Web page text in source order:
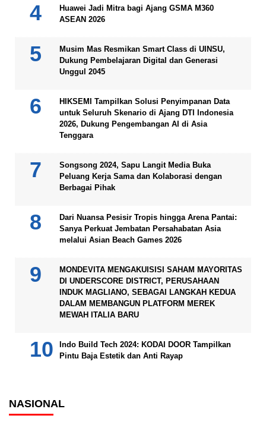
Huawei Jadi Mitra bagi Ajang GSMA M360
ASEAN 2026
Musim Mas Resmikan Smart Class di UINSU,
Dukung Pembelajaran Digital dan Generasi
Unggul 2045
HIKSEMI Tampilkan Solusi Penyimpanan Data
untuk Seluruh Skenario di Ajang DTI Indonesia
2026, Dukung Pengembangan AI di Asia
Tenggara
Songsong 2024, Sapu Langit Media Buka
Peluang Kerja Sama dan Kolaborasi dengan
Berbagai Pihak
Dari Nuansa Pesisir Tropis hingga Arena Pantai:
Sanya Perkuat Jembatan Persahabatan Asia
melalui Asian Beach Games 2026
MONDEVITA MENGAKUISISI SAHAM MAYORITAS
DI UNDERSCORE DISTRICT, PERUSAHAAN
INDUK MAGLIANO, SEBAGAI LANGKAH KEDUA
DALAM MEMBANGUN PLATFORM MEREK
MEWAH ITALIA BARU
Indo Build Tech 2024: KODAI DOOR Tampilkan
Pintu Baja Estetik dan Anti Rayap
NASIONAL